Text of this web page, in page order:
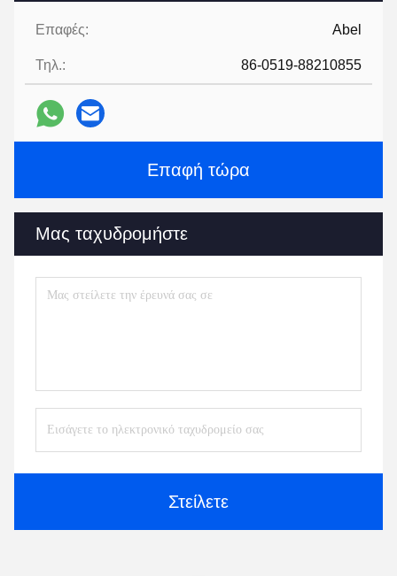
Επαφές: Abel
Τηλ.: 86-0519-88210855
Επαφή τώρα
Μας ταχυδρομήστε
Στείλετε